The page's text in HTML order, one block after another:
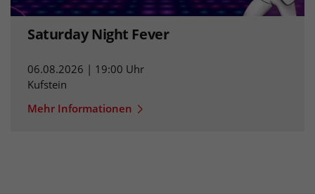
Saturday Night Fever
06.08.2026 | 19:00 Uhr
Kufstein
Mehr Informationen